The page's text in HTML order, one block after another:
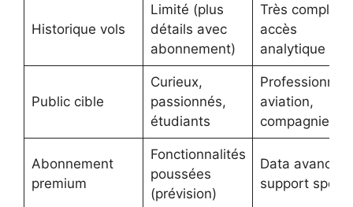
Historique vols
Limité (plus
détails avec
abonnement)
Très complet,
accès
analytique
Public cible
Curieux,
passionnés,
étudiants
aviation,
compagnies
Abonnement
premium
Fonctionnalités
poussées
(prévision)
Data avancée,
support